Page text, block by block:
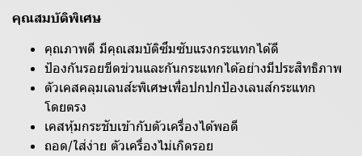
คุณสมบัติพิเศษ
คุณภาพดี มีคุณสมบัติซึมซับแรงกระแทกได้ดี
ป้องกันรอยขีดข่วนและกันกระแทกได้อย่างมีประสิทธิภาพ
ตัวเคสคลุมเลนส์ะพิเศษเพื่อปกปกป้องเลนส์กระแทก
โดยตรง
เคสหุ้มกระชับเข้ากับตัวเครื่องได้พอดี
ถอด/ใส่ง่าย ตัวเครื่องไม่เกิดรอย